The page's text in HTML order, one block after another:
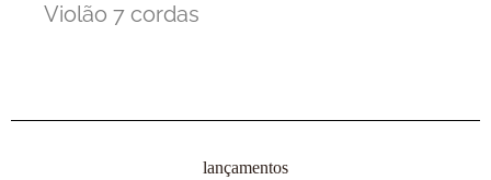
Violão 7 cordas
lançamentos